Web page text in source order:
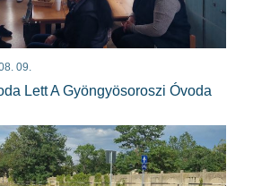
09.
Lett A Gyöngyösoroszi Óvoda